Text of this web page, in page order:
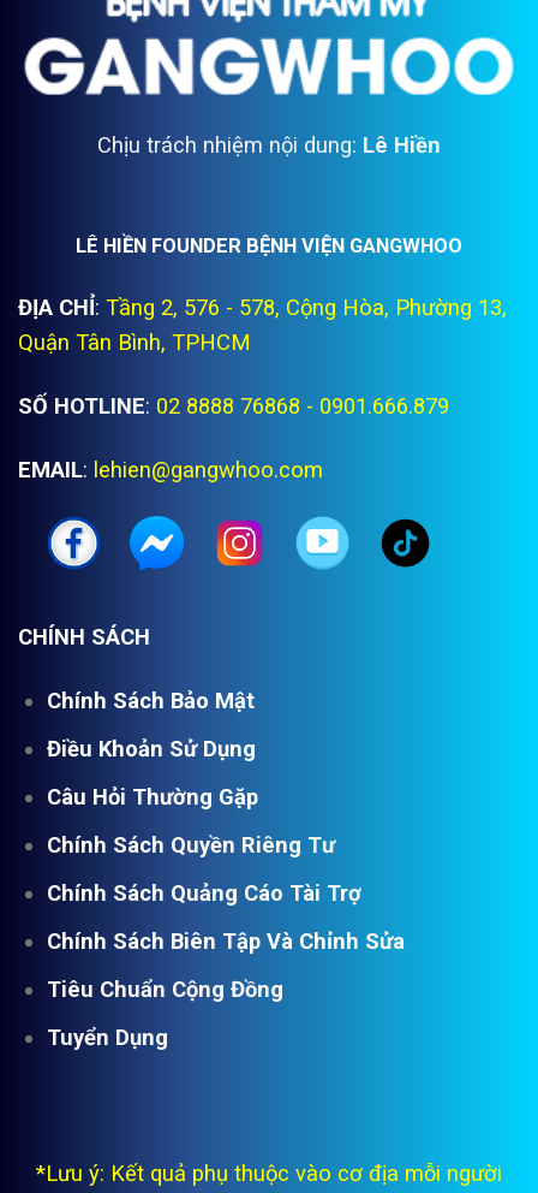
Chịu trách nhiệm nội dung: Lê Hiền
LÊ HIỀN FOUNDER BỆNH VIỆN GANGWHOO
ĐỊA CHỈ: Tầng 2, 576 - 578, Cộng Hòa, Phường 13,
Quận Tân Bình, TPHCM
SỐ HOTLINE: 02 8888 76868 - 0901.666.879
EMAIL: lehien@gangwhoo.com
CHÍNH SÁCH
Chính Sách Bảo Mật
Điều Khoản Sử Dụng
Câu Hỏi Thường Gặp
Chính Sách Quyền Riêng Tư
Chính Sách Quảng Cáo Tài Trợ
Chính Sách Biên Tập Và Chỉnh Sửa
Tiêu Chuẩn Cộng Đồng
Tuyển Dụng
*Lưu ý: Kết quả phụ thuộc vào cơ địa mỗi người